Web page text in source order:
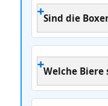
Sind die
Welche